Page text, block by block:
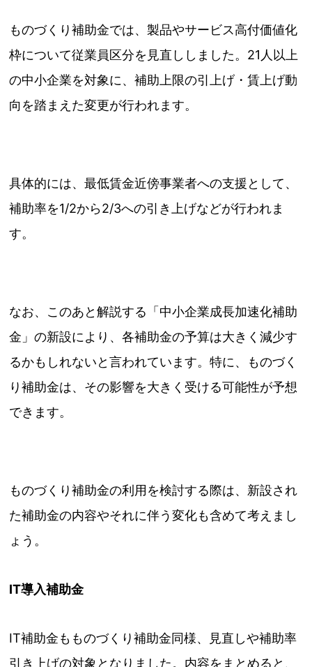
ものづくり補助金では、製品やサービス高付価値化
枠について従業員区分を見直ししました。21人以上
の中小企業を対象に、補助上限の引上げ・賃上げ動
向を踏まえた変更が行われます。
具体的には、最低賃金近傍事業者への支援として、
補助率を1/2から2/3への引き上げなどが行われま
す。
なお、このあと解説する「中小企業成長加速化補助
金」の新設により、各補助金の予算は大きく減少す
るかもしれないと言われています。特に、ものづく
り補助金は、その影響を大きく受ける可能性が予想
できます。
ものづくり補助金の利用を検討する際は、新設され
た補助金の内容やそれに伴う変化も含めて考えまし
ょう。
IT導入補助金
IT補助金もものづくり補助金同様、見直しや補助率
引き上げの対象となりました。内容をまとめると、